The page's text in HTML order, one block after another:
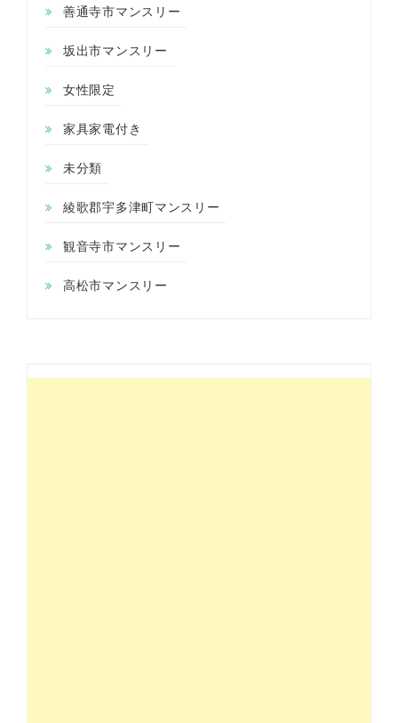
善通寺市マンスリー
坂出市マンスリー
女性限定
家具家電付き
未分類
綾歌郡宇多津町マンスリー
観音寺市マンスリー
高松市マンスリー